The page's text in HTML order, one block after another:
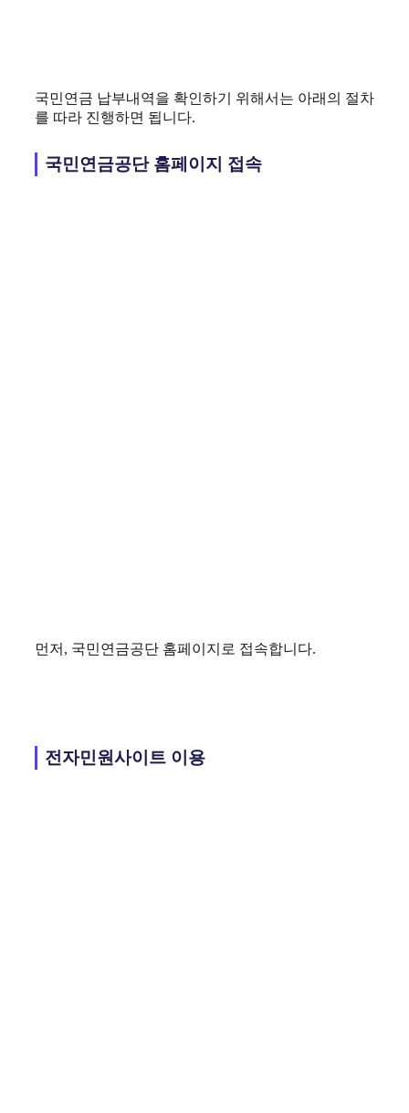
국민연금 납부내역을 확인하기 위해서는 아래의 절차
를 따라 진행하면 됩니다.
국민연금공단 홈페이지 접속
먼저, 국민연금공단 홈페이지로 접속합니다.
전자민원사이트 이용